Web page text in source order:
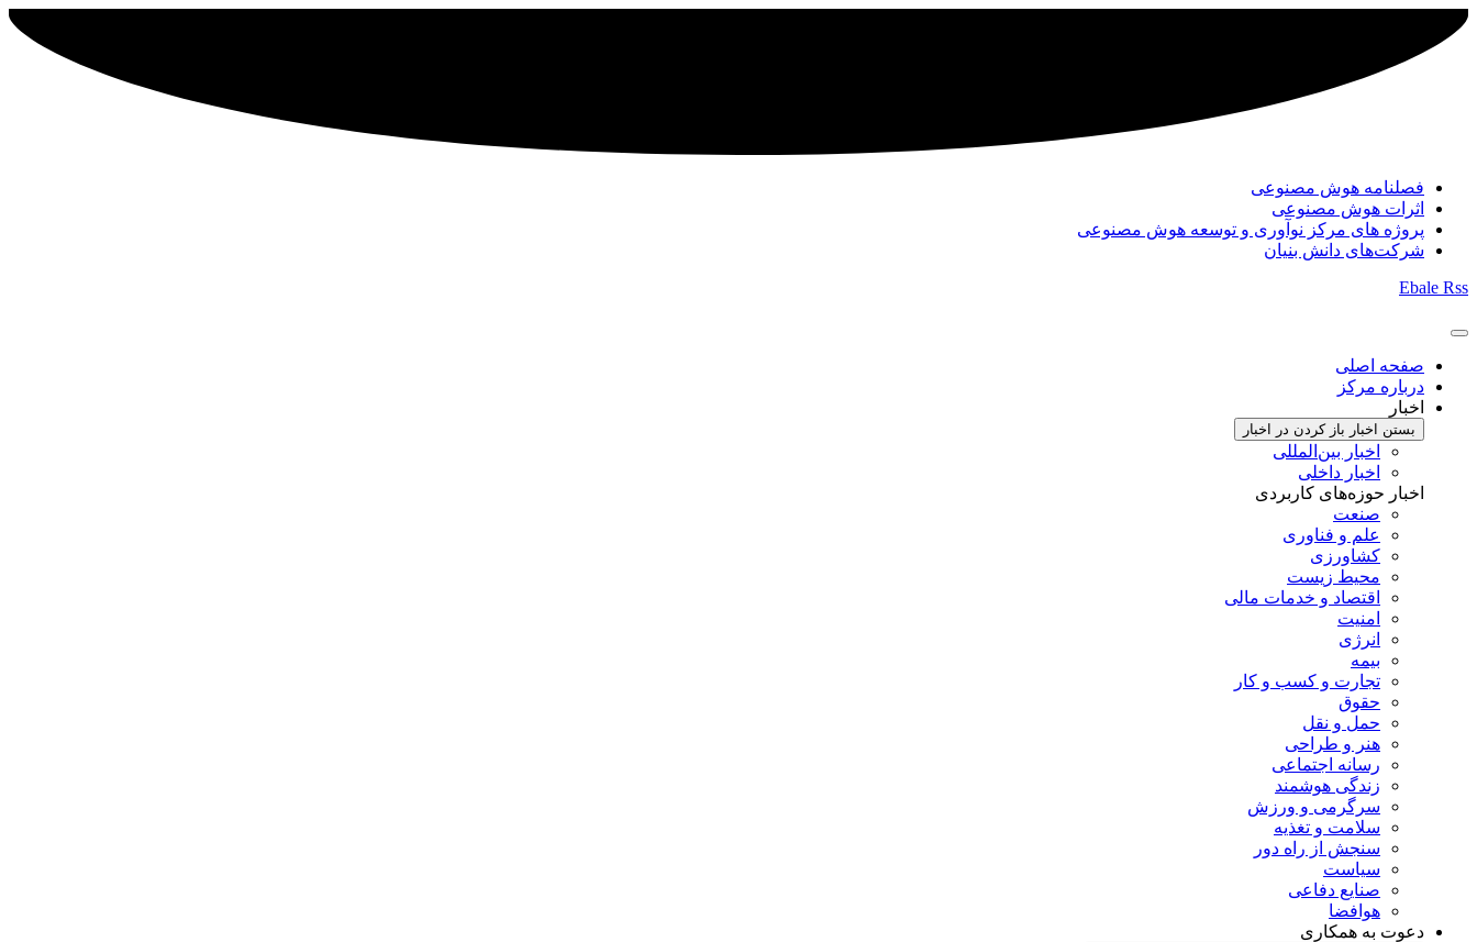
فصلنامه هوش مصنوعی
اثرات هوش مصنوعی
پروژه های مرکز نوآوری و توسعه هوش مصنوعی
شرکت‌های دانش بنیان
Ebale Rss
صفحه اصلی
درباره مرکز
اخبار
بستن اخبار باز کردن در اخبار
اخبار بین‌المللی
اخبار داخلی
اخبار حوزه‌های کاربردی
صنعت
علم و فناوری
کشاورزی
محیط زیست
اقتصاد و خدمات مالی
امنیت
انرژی
بیمه
تجارت و کسب و کار
حقوق
حمل و نقل
هنر و طراحی
رسانه اجتماعی
زندگی هوشمند
سرگرمی و ورزش
سلامت و تغذیه
سنجش از راه دور
سیاست
صنایع دفاعی
هوافضا
دعوت به همکاری